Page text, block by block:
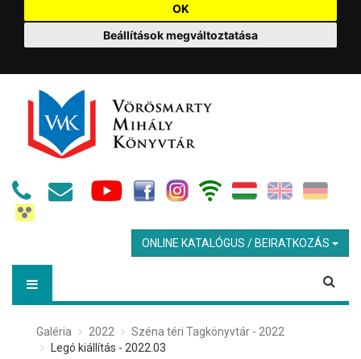
OK
Beállítások megváltoztatása
ONLINE KATALÓGUS / BEIRATKOZÁS
Galéria 2022
Széna téri Tagkönyvtár - 2022
Legó kiállítás - 2022.03